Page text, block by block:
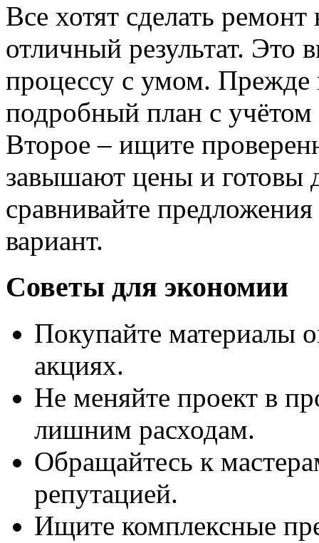
Все хотят сделать
отличный результат. Это
процессу с умом. Прежде
подробный план с учётом
Второе – ищите
завышают цены и готовы
сравнивайте
вариант.
Советы для экономии
Покупайте материалы
акциях.
Не меняйте проект в
лишним расходам.
Обращайтесь к
репутацией.
Ищите комплексные